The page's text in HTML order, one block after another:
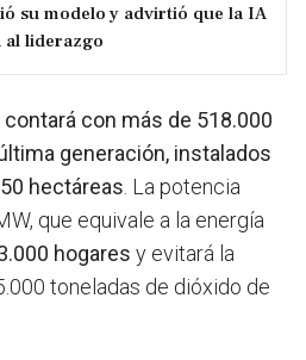
su modelo y advirtió que la IA
al liderazgo
con más de 518.000
generación, instalados
hectáreas . La potencia
que equivale a la energía
hogares y evitará la
toneladas de dióxido de